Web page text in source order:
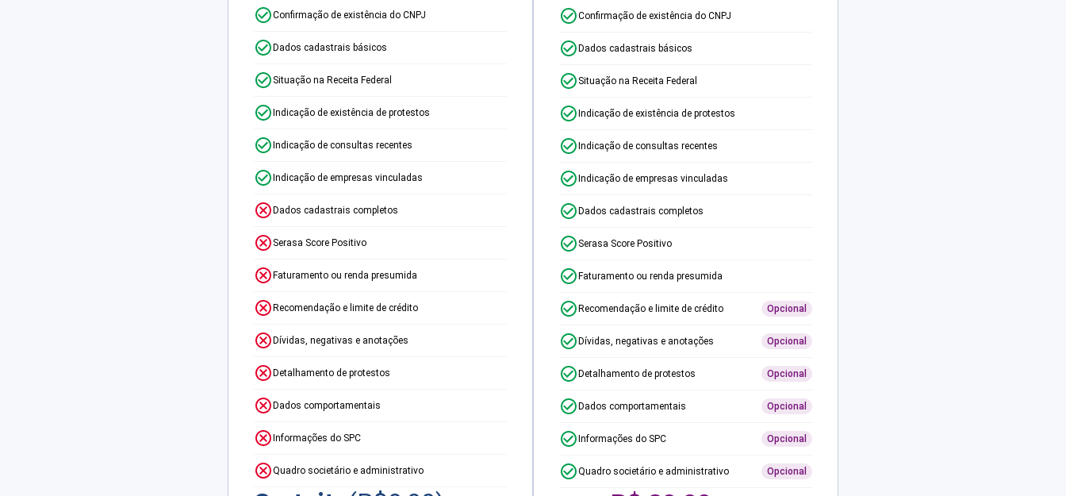
Confirmação de existência do CNPJ
Dados cadastrais básicos
Situação na Receita Federal
Indicação de existência de protestos
Indicação de consultas recentes
Indicação de empresas vinculadas
Dados cadastrais completos
Serasa Score Positivo
Faturamento ou renda presumida
Recomendação e limite de crédito
Dívidas, negativas e anotações
Detalhamento de protestos
Dados comportamentais
Informações do SPC
Quadro societário e administrativo
Confirmação de existência do CNPJ
Dados cadastrais básicos
Situação na Receita Federal
Indicação de existência de protestos
Indicação de consultas recentes
Indicação de empresas vinculadas
Dados cadastrais completos
Serasa Score Positivo
Faturamento ou renda presumida
Recomendação e limite de crédito Opcional
Dívidas, negativas e anotações Opcional
Detalhamento de protestos Opcional
Dados comportamentais Opcional
Informações do SPC Opcional
Quadro societário e administrativo Opcional